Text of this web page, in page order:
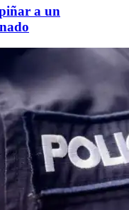
a un